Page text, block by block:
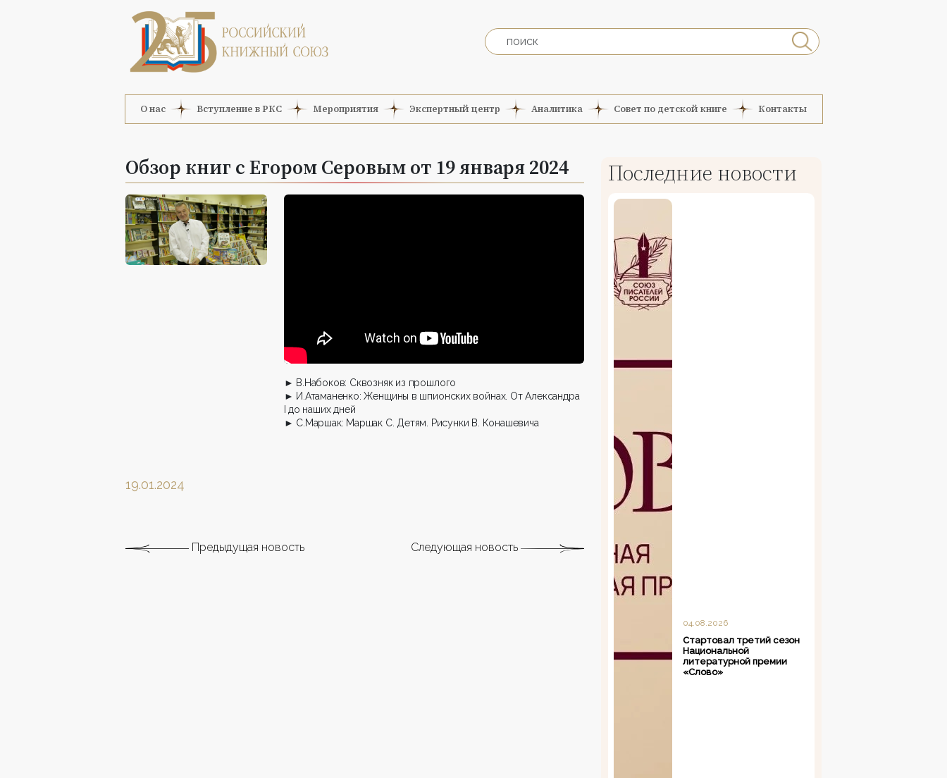
О нас Вступление в РКС Мероприятия Экспертный центр Аналитика Совет по детской книге Контакты
Обзор книг с Егором Серовым от 19 января 2024
► В.Набоков: Сквозняк из прошлого
► И.Атаманенко: Женщины в шпионских войнах. От Александра
I до наших дней
► С.Маршак: Маршак С. Детям. Рисунки В. Конашевича
19.01.2024
Предыдущая новость Следующая новость
Последние новости
04.08.2026
Стартовал третий сезон
Национальной
литературной премии
«Слово»